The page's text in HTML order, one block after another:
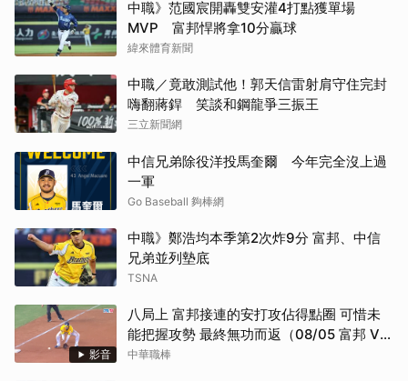
中職》范國宸開轟雙安灌4打點獲單場
MVP 富邦悍將拿10分贏球
緯來體育新聞
中職／竟敢測試他！郭天信雷射肩守住完封
嗨翻蔣銲 笑談和鋼龍爭三振王
三立新聞網
中信兄弟除役洋投馬奎爾 今年完全沒上過
一軍
Go Baseball 夠棒網
中職》鄭浩均本季第2次炸9分 富邦、中信
兄弟並列墊底
TSNA
影音
八局上 富邦接連的安打攻佔得點圈 可惜未
能把握攻勢 最終無功而返（08/05 富邦 VS
中信）
中華職棒